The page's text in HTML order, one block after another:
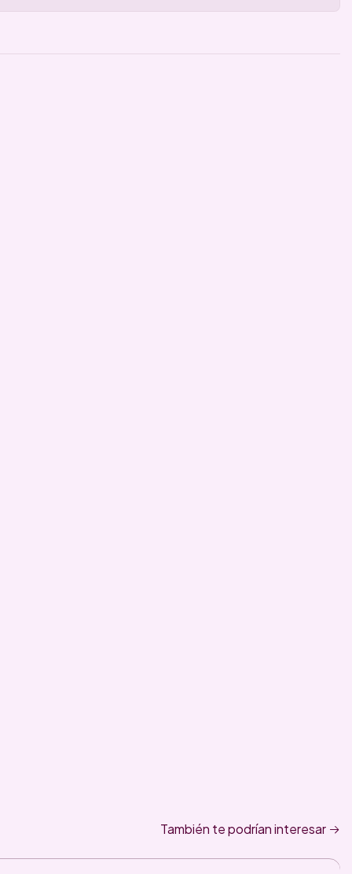
También te podrían interesar